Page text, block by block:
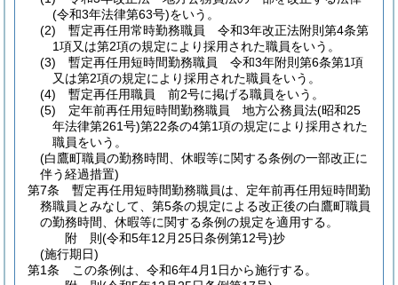
(令和3年法律第63号)をいう。
(2)
暫定再任用常時勤務職員 令和3年改正法附則第4条第
1項又は第2項の規定により採用された職員をいう。
(3)
暫定再任用短時間勤務職員 令和3年附則第6条第1項
又は第2項の規定により採用された職員をいう。
(4)
暫定再任用職員 前2号に掲げる職員をいう。
(5)
定年前再任用短時間勤務職員 地方公務員法(昭和25
年法律第261号)第22条の4第1項の規定により採用された
職員をいう。
(白鷹町職員の勤務時間、休暇等に関する条例の一部改正に
伴う経過措置)
第7条
暫定再任用短時間勤務職員は、定年前再任用短時間勤
務職員とみなして、第5条の規定による改正後の白鷹町職員
の勤務時間、休暇等に関する条例の規定を適用する。
附 則(令和5年12月25日条例第12号)抄
(施行期日)
第1条
この条例は、令和6年4月1日から施行する。